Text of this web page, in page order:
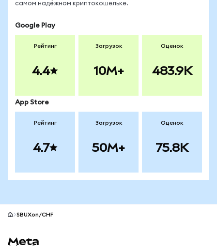
самом надёжном криптокошельке.
Google Play
Рейтинг
4.4
Загрузок
10M+
Оценок
483.9K
App Store
Рейтинг
4.7
Загрузок
50M+
Оценок
75.8K
SBUXon/CHF